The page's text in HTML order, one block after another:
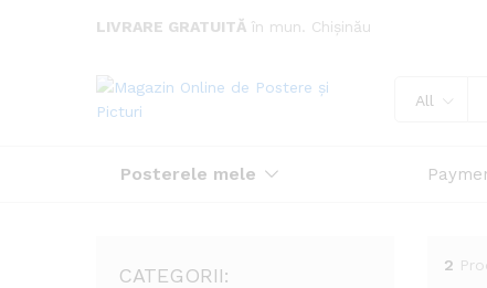
LIVRARE GRATUITĂ în mun. Chișinău
All
Posterele mele
2
CATEGORII: